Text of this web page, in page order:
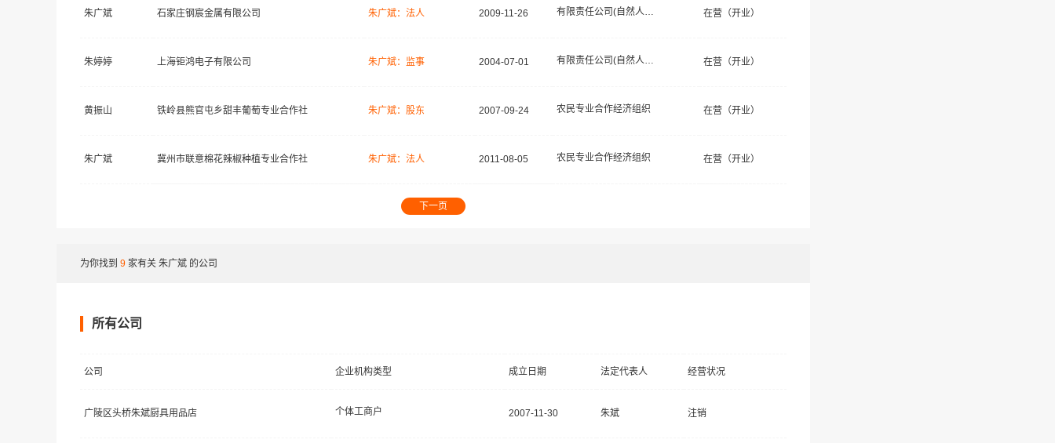
朱广斌 石家庄钢宸金属有限公司 朱广斌：法人 2009-11-26 有限责任公司(自然人投资或控股) 在营（开业）
朱婷婷 上海钜鸿电子有限公司 朱广斌：监事 2004-07-01 有限责任公司(自然人投资或控股) 在营（开业）
黄振山 铁岭县熊官屯乡甜丰葡萄专业合作社 朱广斌：股东 2007-09-24 农民专业合作经济组织 在营（开业）
朱广斌 冀州市联意棉花辣椒种植专业合作社 朱广斌：法人 2011-08-05 农民专业合作经济组织 在营（开业）
下一页
为你找到 9 家有关 朱广斌 的公司
所有公司
公司 企业机构类型 成立日期 法定代表人 经营状况
广陵区头桥朱斌厨具用品店 个体工商户 2007-11-30 朱斌 注销